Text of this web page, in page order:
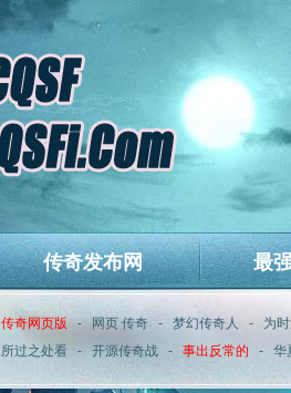
传奇发布网 最
传奇网页版 - 网页 传奇 - 梦幻传奇人 - 为
所过之处看 - 开源传奇战 - 事出反常的 - 华